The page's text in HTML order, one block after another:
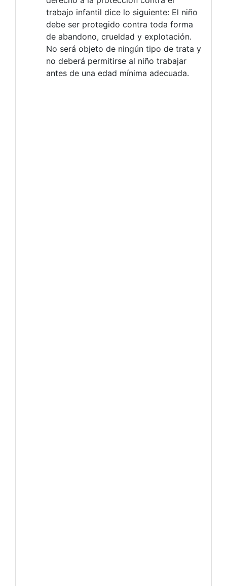
trabajo infantil dice lo siguiente: El niño
debe ser protegido contra toda forma
de abandono, crueldad y explotación.
No será objeto de ningún tipo de trata y
no deberá permitirse al niño trabajar
antes de una edad mínima adecuada.